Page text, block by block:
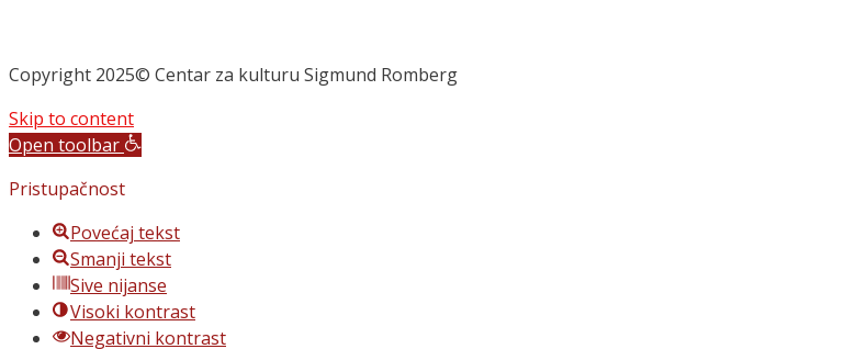
Copyright 2025© Centar za kulturu Sigmund Romberg
Skip to content
Open toolbar
Pristupačnost
Povećaj tekst
Smanji tekst
Sive nijanse
Visoki kontrast
Negativni kontrast